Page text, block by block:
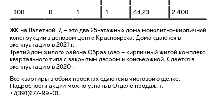
308
8 1 1 44,23 2 400
ЖК на Взлетной, 7, — это два 25-этажных дома монолитно-кирпичной
конструкции в деловом центе Красноярска. Дома сдаются в
эксплуатацию в 2021 г.
Третий дом жилого района Образцово — кирпичный жилой комплекс
квартального типа с закрытым двором и консьержной. Сдается в
эксплуатацию в 2020 г.
Все квартиры в обоих проектах сдаются в чистовой отделке.
Подробности акции можно узнать в Отделе продаж, т.
+7(391)277-99-01.